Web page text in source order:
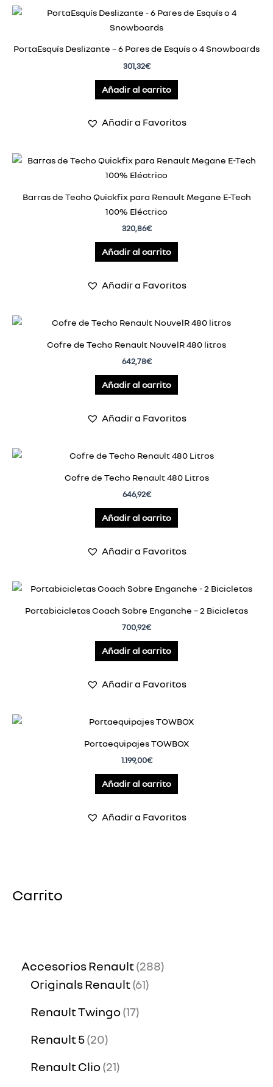
PortaEsquís Deslizante – 6 Pares de Esquís o 4 Snowboards
301,32€
Añadir al carrito
Añadir a Favoritos
Barras de Techo Quickfix para Renault Megane E-Tech
100% Eléctrico
320,86€
Añadir al carrito
Añadir a Favoritos
Cofre de Techo Renault NouvelR 480 litros
642,78€
Añadir al carrito
Añadir a Favoritos
Cofre de Techo Renault 480 Litros
646,92€
Añadir al carrito
Añadir a Favoritos
Portabicicletas Coach Sobre Enganche – 2 Bicicletas
700,92€
Añadir al carrito
Añadir a Favoritos
Portaequipajes TOWBOX
1.199,00€
Añadir al carrito
Añadir a Favoritos
Carrito
Accesorios Renault 288
Originals Renault 61
Renault Twingo 17
Renault 5 20
Renault Clio 21